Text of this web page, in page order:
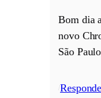
Bom dia
novo
São Paulo